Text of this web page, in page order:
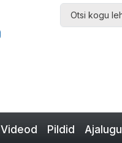
Videod Pildid Ajalugu